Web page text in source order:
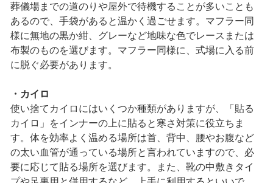
葬儀場までの道のりや屋外で待機することが多いことも
あるので、手袋があると温かく過ごせます。マフラー同
様に無地の黒か紺、グレーなど地味な色でレースまたは
布製のものを選びます。マフラー同様に、式場に入る前
に脱ぐ必要があります。
・カイロ
使い捨てカイロにはいくつか種類がありますが、「貼る
カイロ」をインナーの上に貼ると寒さ対策に役立ちま
す。体を効率よく温める場所は首、背中、腰やお腹など
の太い血管が通っている場所と言われていますので、必
要に応じて貼る場所を選びます。また、靴の中敷きタイ